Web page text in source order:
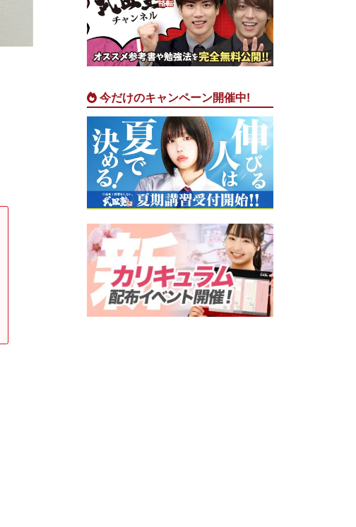
今だけのキャンペーン開催中!